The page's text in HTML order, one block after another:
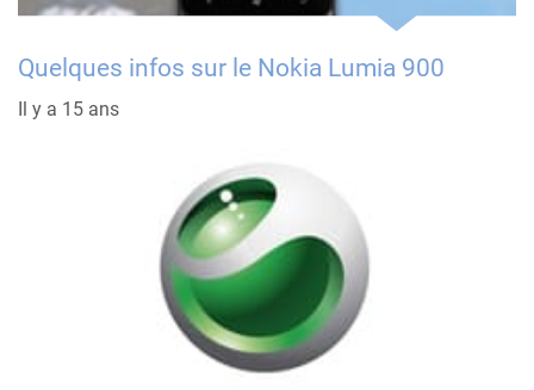
Quelques infos sur le Nokia Lumia 900
Il y a 15 ans